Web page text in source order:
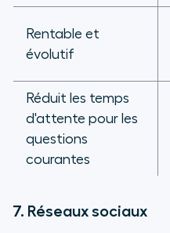
Rentable et
évolutif
Réduit les temps
d'attente pour les
questions
courantes
7. Réseaux sociaux